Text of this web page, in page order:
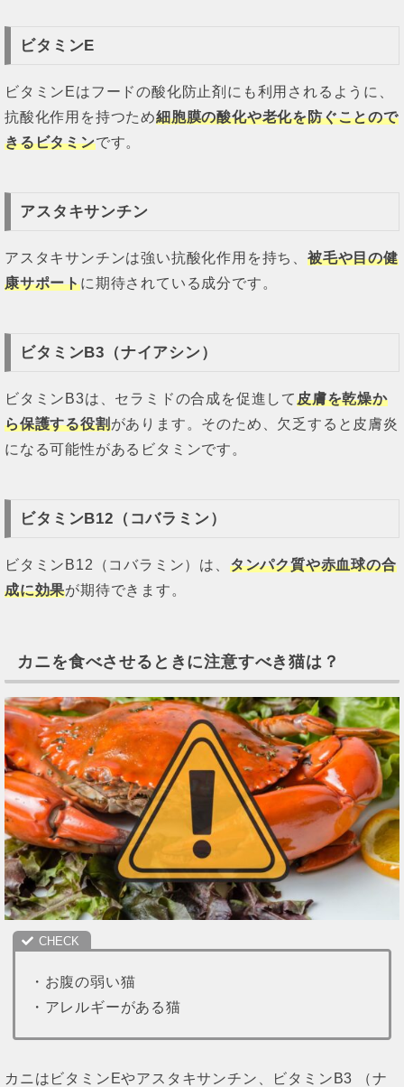
ビタミンE
ビタミンEはフードの酸化防止剤にも利用されるように、
抗酸化作用を持つため細胞膜の酸化や老化を防ぐことので
きるビタミンです。
アスタキサンチン
アスタキサンチンは強い抗酸化作用を持ち、 被毛や目の健
康サポートに期待されている成分です。
ビタミンB3（ナイアシン）
ビタミンB3は、セラミドの合成を促進して皮膚を乾燥か
ら保護する役割があります。そのため、欠乏すると皮膚炎
になる可能性があるビタミンです。
ビタミンB12（コバラミン）
ビタミンB12（コバラミン）は、 タンパク質や赤血球の合
成に効果が期待できます。
カニを食べさせるときに注意すべき猫は？
・お腹の弱い猫
・アレルギーがある猫
カニはビタミンEやアスタキサンチン、ビタミンB3 （ナ